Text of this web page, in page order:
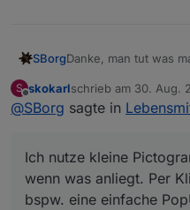
SBorgDanke, man tut was
px (BxH) limitiert.
Layout, staucht aber
@skokarl
Ich nutze kleine
S
Offline
skokarlschrieb am 30. Aug.
zuletzt editiert von
@SBorg sagte in
Ich nutze kleine
wenn was anliegt. Per
bspw. eine einfache